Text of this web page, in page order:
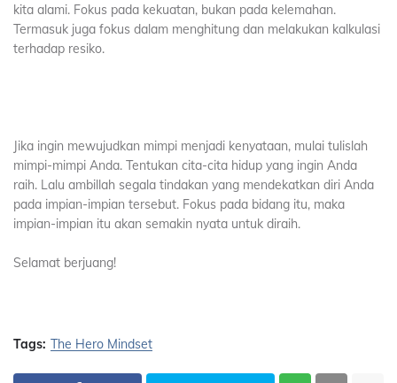
kita alami. Fokus pada kekuatan, bukan pada kelemahan.
Termasuk juga fokus dalam menghitung dan melakukan kalkulasi
terhadap resiko.
Jika ingin mewujudkan mimpi menjadi kenyataan, mulai tulislah
mimpi-mimpi Anda. Tentukan cita-cita hidup yang ingin Anda
raih. Lalu ambillah segala tindakan yang mendekatkan diri Anda
pada impian-impian tersebut. Fokus pada bidang itu, maka
impian-impian itu akan semakin nyata untuk diraih.
Selamat berjuang!
Tags: The Hero Mindset